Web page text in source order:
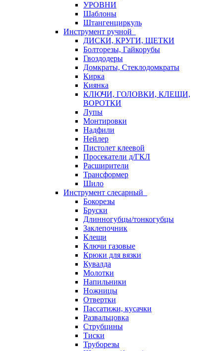
УРОВНИ
Шаблоны
Штангенциркуль
Инструмент ручной
ДИСКИ, КРУГИ, ЩЕТКИ
Болторезы, Гайкорубы
Гвоздодеры
Домкраты, Стеклодомкраты
Кирка
Киянка
КЛЮЧИ, ГОЛОВКИ, КЛЕЩИ,
ВОРОТКИ
Лупы
Монтировки
Надфили
Нейлер
Пистолет клеевой
Просекатели д/ГКЛ
Расширители
Трансформер
Шило
Инструмент слесарный
Бокорезы
Бруски
Длинногубцы/тонкогубцы
Заклепочник
Клещи
Ключи газовые
Крюки для вязки
Кувалда
Молотки
Напильники
Ножницы
Отвертки
Пассатижи, кусачки
Развальцовка
Струбцины
Тиски
Труборезы